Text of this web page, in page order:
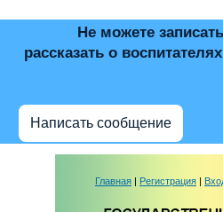
Не можете
рассказать о
Написать сообщение
Главная | Регистрация |